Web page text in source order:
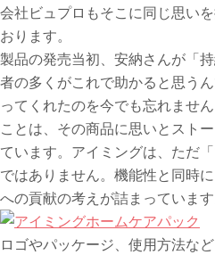
会社ビュプロもそこに同じ思い
おります。
製品の発売当初、安納さんが「
者の多くがこれで助かると思う
ってくれたのを今でも忘れませ
ことは、その商品に思いとスト
ています。アイミングは、ただ
ではありません。機能性と同時
への貢献の考えが詰まっています
ロゴやパッケージ、使用方法な